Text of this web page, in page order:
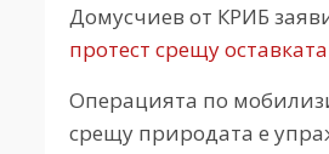
Домусчиев от КРИБ
протест срещу оставката
Операцията по
срещу природата е